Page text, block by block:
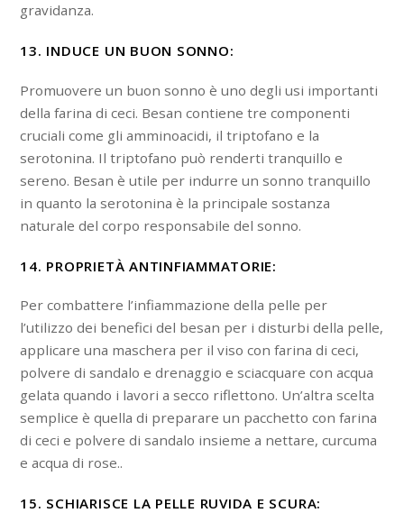
gravidanza.
13. INDUCE UN BUON SONNO:
Promuovere un buon sonno è uno degli usi importanti
della farina di ceci. Besan contiene tre componenti
cruciali come gli amminoacidi, il triptofano e la
serotonina. Il triptofano può renderti tranquillo e
sereno. Besan è utile per indurre un sonno tranquillo
in quanto la serotonina è la principale sostanza
naturale del corpo responsabile del sonno.
14. PROPRIETÀ ANTINFIAMMATORIE:
Per combattere l’infiammazione della pelle per
l’utilizzo dei benefici del besan per i disturbi della pelle,
applicare una maschera per il viso con farina di ceci,
polvere di sandalo e drenaggio e sciacquare con acqua
gelata quando i lavori a secco riflettono. Un’altra scelta
semplice è quella di preparare un pacchetto con farina
di ceci e polvere di sandalo insieme a nettare, curcuma
e acqua di rose..
15. SCHIARISCE LA PELLE RUVIDA E SCURA: